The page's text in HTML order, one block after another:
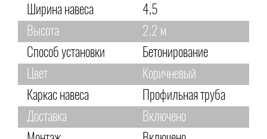
Ширина навеса
4,5
Высота
2,2 м
Способ установки
Бетонирование
Цвет
Коричневый
Каркас навеса
Профильная труба
Доставка
Включено